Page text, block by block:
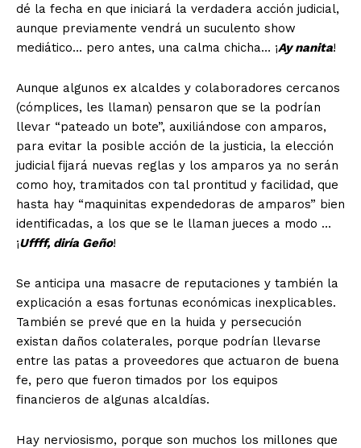
dé la fecha en que iniciará la verdadera acción judicial,
aunque previamente vendrá un suculento show
mediático… pero antes, una calma chicha… ¡Ay nanita!
Aunque algunos ex alcaldes y colaboradores cercanos
(cómplices, les llaman) pensaron que se la podrían
llevar “pateado un bote”, auxiliándose con amparos,
para evitar la posible acción de la justicia, la elección
judicial fijará nuevas reglas y los amparos ya no serán
como hoy, tramitados con tal prontitud y facilidad, que
hasta hay “maquinitas expendedoras de amparos” bien
identificadas, a los que se le llaman jueces a modo …
¡Uffff, diría Geño!
Se anticipa una masacre de reputaciones y también la
explicación a esas fortunas económicas inexplicables.
También se prevé que en la huida y persecución
existan daños colaterales, porque podrían llevarse
entre las patas a proveedores que actuaron de buena
fe, pero que fueron timados por los equipos
financieros de algunas alcaldías.
Hay nerviosismo, porque son muchos los millones que